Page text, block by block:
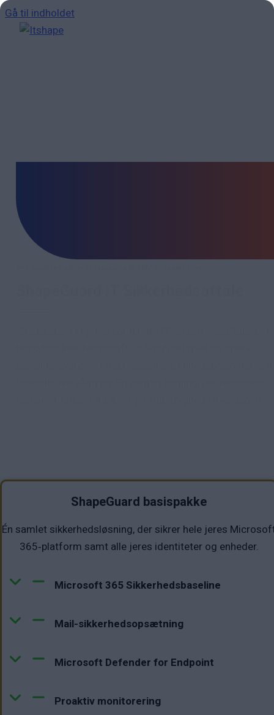
Gå til indholdet
ShapeGuard basispakke
Én samlet sikkerhedsløsning, der sikrer hele jeres
365‑platform samt alle jeres identiteter og enheder.
Microsoft 365 Sikkerhedsbaseline
Mail-sikkerhedsopsætning
Microsoft Defender for Endpoint
Proaktiv monitorering